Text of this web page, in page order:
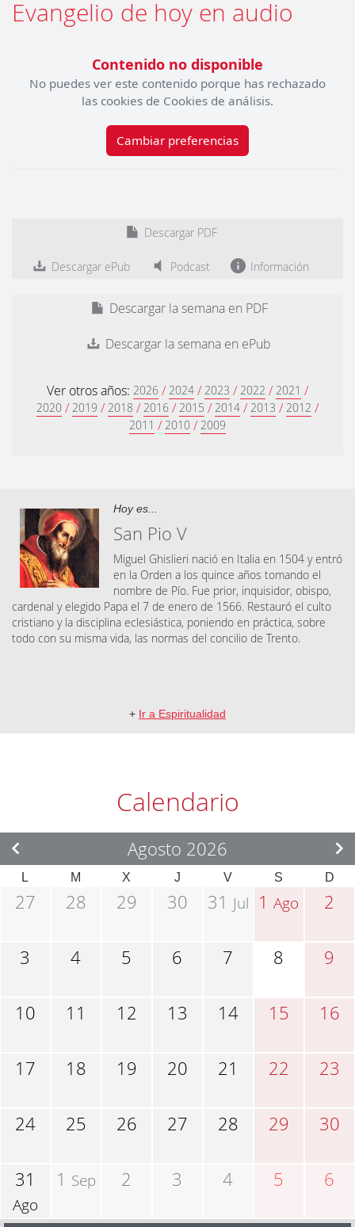
Evangelio de hoy en audio
Contenido no disponible
No puedes ver este contenido porque has rechazado
las cookies de Cookies de análisis.
Cambiar preferencias
Descargar PDF
Descargar ePub Podcast Información
Descargar la semana en PDF
Descargar la semana en ePub
Ver otros años: 2026 / 2024 / 2023 / 2022 / 2021 /
2020 / 2019 / 2018 / 2016 / 2015 / 2014 / 2013 / 2012 /
2011 / 2010 / 2009
Hoy es...
San Pio V
Miguel Ghislieri nació en Italia en 1504 y entró
en la Orden a los quince años tomando el
nombre de Pío. Fue prior, inquisidor, obispo,
cardenal y elegido Papa el 7 de enero de 1566. Res­tauró el culto
cristiano y la disciplina eclesiástica, poniendo en práctica, sobre
todo con su misma vida, las normas del concilio de Trento.
+ Ir a Espiritualidad
Calendario
Agosto 2026
L M X J V S D
27 28 29 30 31 Jul 1Ago 2
3 4 5 6 7 8 9
10 11 12 13 14 15 16
17 18 19 20 21 22 23
24 25 26 27 28 29 30
31
Ago
1 Sep 2 3 4 5 6